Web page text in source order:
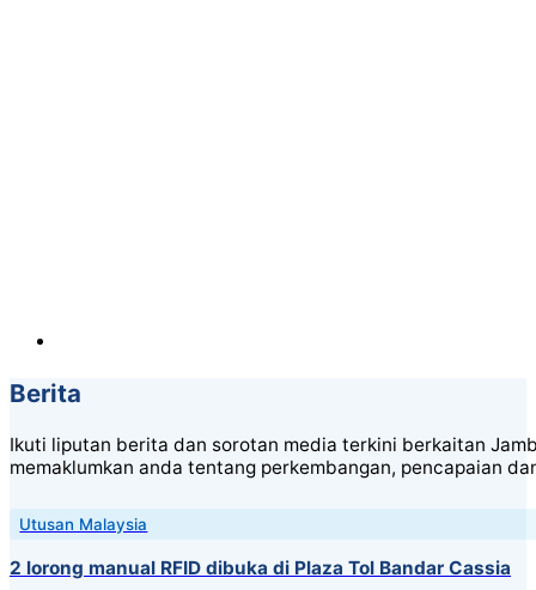
Berita
Ikuti liputan berita dan sorotan media terkini berkaitan
memaklumkan anda tentang perkembangan, pencapaian
Utusan Malaysia
2 lorong manual RFID dibuka di Plaza Tol Bandar Cassia